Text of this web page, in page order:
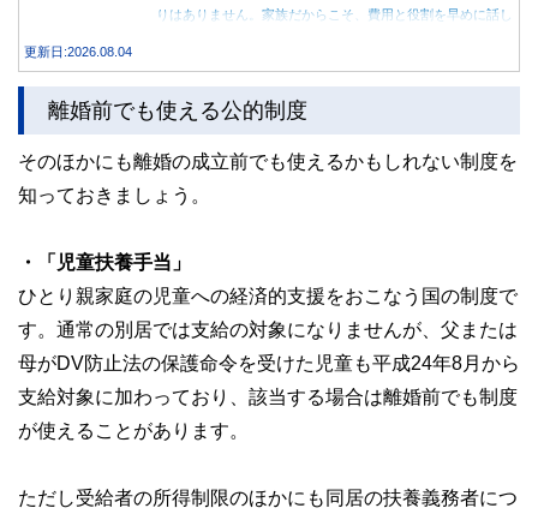
りはありません。家族だからこそ、費用と役割を早めに話し
更新日:2026.08.04
離婚前でも使える公的制度
そのほかにも離婚の成立前でも使えるかもしれない制度を
知っておきましょう。
・「児童扶養手当」
ひとり親家庭の児童への経済的支援をおこなう国の制度で
す。通常の別居では支給の対象になりませんが、父または
母がDV防止法の保護命令を受けた児童も平成24年8月から
支給対象に加わっており、該当する場合は離婚前でも制度
が使えることがあります。
ただし受給者の所得制限のほかにも同居の扶養義務者につ